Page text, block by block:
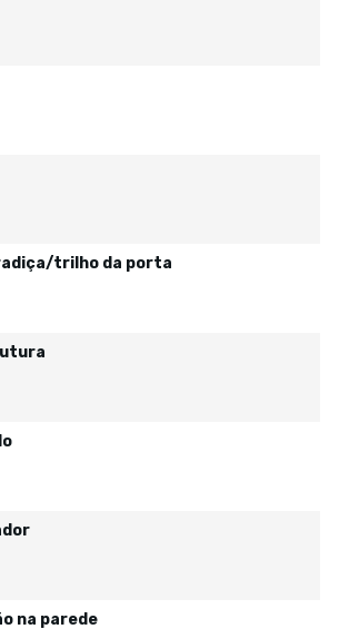
trilho da porta
na parede